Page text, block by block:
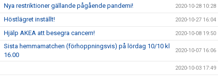
Nya restriktioner gällande pågående pandemi! 2020-10-28 10:28
Höstlägret inställt! 2020-10-27 16:04
Hjälp AKEA att besegra cancern! 2020-10-08 19:50
Sista hemmamatchen (förhoppningsvis) på lördag 10/10 kl
16.00
2020-10-07 16:06
2020-10-03 17:49